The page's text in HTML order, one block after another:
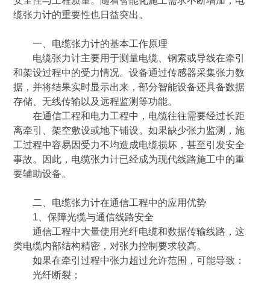
缆张力计的重要性也日益突出。
一、电缆张力计的基本工作原理
电缆张力计主要用于测量电缆、钢索或导线在牵引
和架设过程中的受力情况。设备通过传感器采集张力数
据，并将结果实时显示出来，部分智能设备还具备数据
存储、无线传输以及远程监测等功能。
在通信工程和电力工程中，电缆往往需要经过长距
离牵引、架空敷设或地下铺设。如果缺少张力监测，施
工过程中容易因受力不均造成电缆损坏，甚至引发安全
事故。因此，电缆张力计已经成为现代线路施工中的重
要辅助设备。
二、电缆张力计在通信工程中的应用优势
1、保障光缆与通信线路安全
通信工程中大量使用光纤电缆和数据传输线路，这
类电缆内部结构精密，对张力控制要求较高。
如果在牵引过程中张力超过允许范围，可能导致：
光纤断裂；